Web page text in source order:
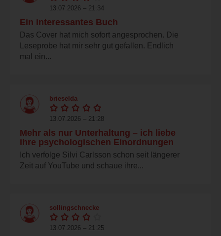
13.07.2026 – 21:34
Ein interessantes Buch
Das Cover hat mich sofort angesprochen. Die
Leseprobe hat mir sehr gut gefallen. Endlich
mal ein...
brieselda
13.07.2026 – 21:28
Mehr als nur Unterhaltung – ich liebe
ihre psychologischen Einordnungen
Ich verfolge Silvi Carlsson schon seit längerer
Zeit auf YouTube und schaue ihre...
sollingschnecke
13.07.2026 – 21:25